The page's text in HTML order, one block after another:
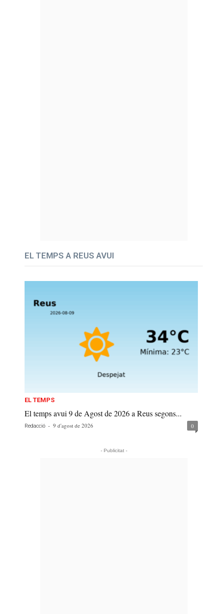
EL TEMPS A REUS AVUI
EL TEMPS
El temps avui 9 de Agost de 2026 a Reus segons...
Redacció - 9 d'agost de 2026 0
- Publicitat -